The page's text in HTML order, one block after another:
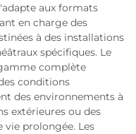
aux formats
en charge des
à des installations
spécifiques. Le
complète
conditions
des environnements à
extérieures ou des
vie prolongée. Les